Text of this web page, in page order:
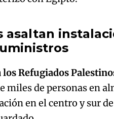
Algo salió mal.
asaltan
los Refugiados
de personas en
en el centro y sur